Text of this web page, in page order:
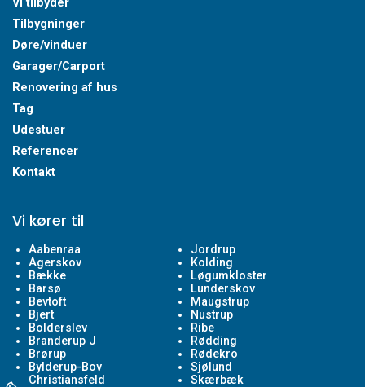
Vi tilbyder
Tilbygninger
Døre/vinduer
Garager/Carport
Renovering af hus
Tag
Udestuer
Referencer
Kontakt
Vi kører til
Aabenraa
Agerskov
Bække
Barsø
Bevtoft
Bjert
Bolderslev
Branderup J
Brørup
Bylderup-Bov
Christiansfeld
Jordrup
Kolding
Løgumkloster
Lunderskov
Maugstrup
Nustrup
Ribe
Rødding
Rødekro
Sjølund
Skærbæk